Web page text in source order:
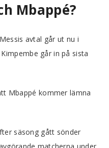
Mbappé?
avtal går ut nu i
går in på sista
Mbappé kommer lämna
säsong gått sönder
matcherna under